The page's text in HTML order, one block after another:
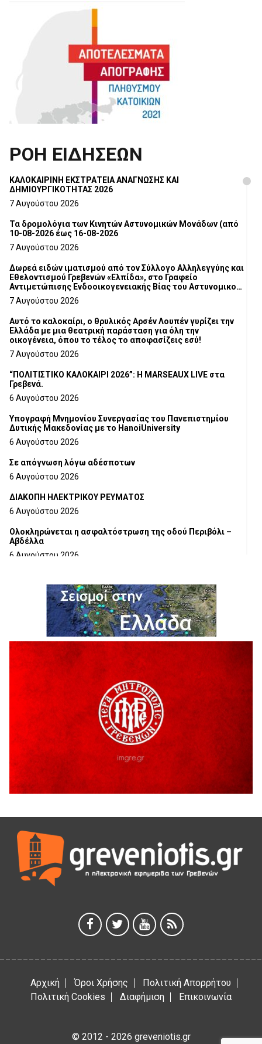
ΡΟΗ ΕΙΔΗΣΕΩΝ
ΚΑΛΟΚΑΙΡΙΝΗ ΕΚΣΤΡΑΤΕΙΑ ΑΝΑΓΝΩΣΗΣ ΚΑΙ
ΔΗΜΙΟΥΡΓΙΚΟΤΗΤΑΣ 2026
7 Αυγούστου 2026
Τα δρομολόγια των Κινητών Αστυνομικών Μονάδων (από
10-08-2026 έως 16-08-2026
7 Αυγούστου 2026
Δωρεά ειδών ιματισμού από τον Σύλλογο Αλληλεγγύης και
Εθελοντισμού Γρεβενών «Ελπίδα», στο Γραφείο
Αντιμετώπισης Ενδοοικογενειακής Βίας του Αστυνομικού
Τμήματος Γρεβενών
7 Αυγούστου 2026
Αυτό το καλοκαίρι, ο θρυλικός Αρσέν Λουπέν γυρίζει την
Ελλάδα με μια θεατρική παράσταση για όλη την
οικογένεια, όπου το τέλος το αποφασίζεις εσύ!
7 Αυγούστου 2026
“ΠΟΛΙΤΙΣΤΙΚΟ ΚΑΛΟΚΑΙΡΙ 2026”: Η MARSEAUX LIVE στα
Γρεβενά.
6 Αυγούστου 2026
Υπογραφή Μνημονίου Συνεργασίας του Πανεπιστημίου
Δυτικής Μακεδονίας με το HanoiUniversity
6 Αυγούστου 2026
Σε απόγνωση λόγω αδέσποτων
6 Αυγούστου 2026
ΔΙΑΚΟΠΗ ΗΛΕΚΤΡΙΚΟΥ ΡΕΥΜΑΤΟΣ
6 Αυγούστου 2026
Ολοκληρώνεται η ασφαλτόστρωση της οδού Περιβόλι –
Αβδέλλα
6 Αυγούστου 2026
5 Αυγούστου 2026
Ο ΑΝΔΡΕΑΣ ΑΣΛΑΝΙΔΗΣ ΣΥΝΕΧΙΖΕΙ ΣΤΟΝ ΠΡΩΤΕΑ
ΓΡΕΒΕΝΩΝ
5 Αυγούστου 2026
Ευχαριστήριο Εκπολιτιστικού Συλλόγου Ταξιάρχη προς κ.
Παρασχάκη Αθανάσιο
Διακοπή υδροδότησης του Α΄ κλάδου ύδρευσης
5 Αυγούστου 2026
Η Marseaux στα Γρεβενά για μια μοναδική συναυλία
Θερινό Σινεμά στο πλαίσιο του «Πολιτιστικού
Καλοκαιριού 2026» με την βραβευμένη ταινία «Μικρές
Ανάσες».
εξοπλισμού γυμναστηρίου
5 Αυγούστου 2026
ΑΗ ΛΑΟΣ | 5 Αυγούστου | Υπαίθριο Θέατρο “Καστράκι”,
Γρεβενά
5 Αυγούστου 2026
5 Αυγούστου 2026
Αρχική Όροι Χρήσης
Πολιτική Απορρήτου
Πολιτική Cookies
Διαφήμιση Επικοινωνία
© 2012 - 2026 greveniotis.gr